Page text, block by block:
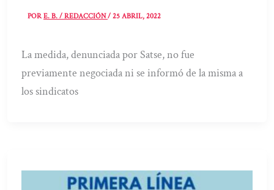
PORE. B. / REDACCIÓN/25 ABRIL, 2022
La medida, denunciada por Satse, no fue
previamente negociada ni se informó de la misma a
los sindicatos